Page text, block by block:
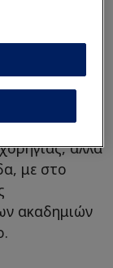
αλλά
με στο
ακαδημιών